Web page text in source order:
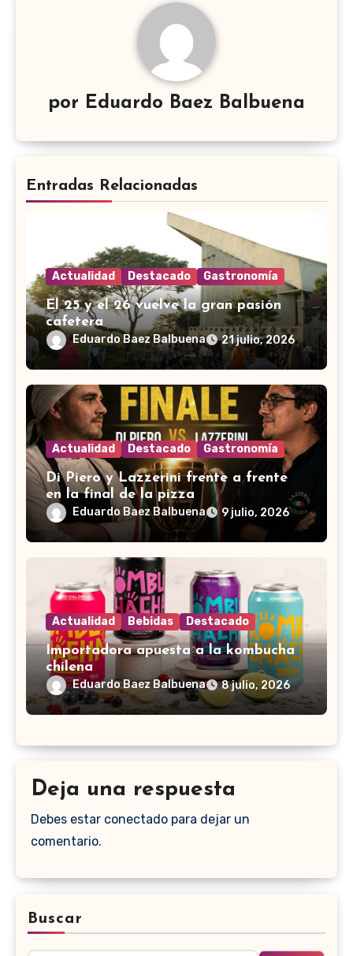
por Eduardo Baez Balbuena
Entradas Relacionadas
Actualidad Destacado Gastronomía
El 25 y el 26 vuelve la gran pasión
cafetera
Eduardo Baez Balbuena 21 julio, 2026
Actualidad Destacado Gastronomía
Di Piero y Lazzerini frente a frente
en la final de la pizza
Eduardo Baez Balbuena 9 julio, 2026
Actualidad Bebidas Destacado
Importadora apuesta a la kombucha
chilena
Eduardo Baez Balbuena 8 julio, 2026
Deja una respuesta
Debes estar conectado para dejar un
comentario.
Buscar